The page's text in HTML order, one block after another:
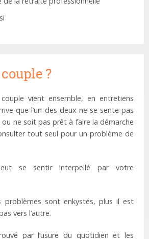
?
vient ensemble, en entretiens
que l’un des deux ne se sente pas
ne soit pas prêt à faire la démarche
tout seul pour un problème de
se sentir interpellé par votre
problèmes sont enkystés, plus il est
un pas vers l’autre.
par l’usure du quotidien et les